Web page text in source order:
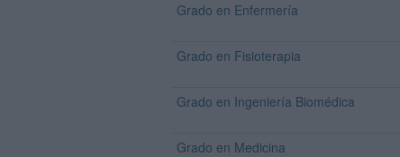
Grado en Enfermería
Grado en Fisioterapia
Grado en Ingeniería Biomédica
Grado en Medicina